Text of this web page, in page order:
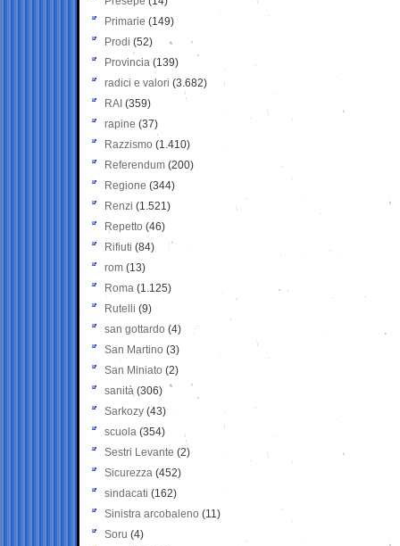
Primarie (149)
Prodi (52)
Provincia (139)
radici e valori (3.682)
RAI (359)
rapine (37)
Razzismo (1.410)
Referendum (200)
Regione (344)
Renzi (1.521)
Repetto (46)
Rifiuti (84)
rom (13)
Roma (1.125)
Rutelli (9)
san gottardo (4)
San Martino (3)
San Miniato (2)
sanità (306)
Sarkozy (43)
scuola (354)
Sestri Levante (2)
Sicurezza (452)
sindacati (162)
Sinistra arcobaleno (11)
Soru (4)